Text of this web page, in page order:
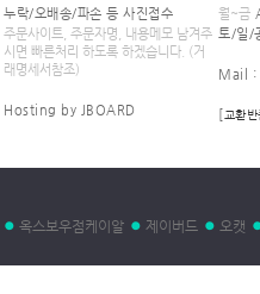
누락/오배송/파손 등 사진접수
주문사이트, 주문자명, 내용메모 남겨주
시면 빠른처리 하도록 하겠습니다. (거
래명세서참조)
Hosting by JBOARD
월~금
토/일/
Mail :
[교환
옥스보우점케이알 제이버드 오캣